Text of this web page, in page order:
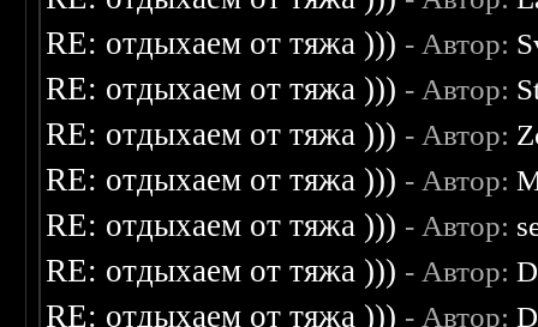
RE: отдыхаем от тяжа ))) - Автор:
RE: отдыхаем от тяжа ))) - Автор:
RE: отдыхаем от тяжа ))) - Автор:
RE: отдыхаем от тяжа ))) - Автор:
RE: отдыхаем от тяжа ))) - Автор:
RE: отдыхаем от тяжа ))) - Автор:
RE: отдыхаем от тяжа ))) - Автор: